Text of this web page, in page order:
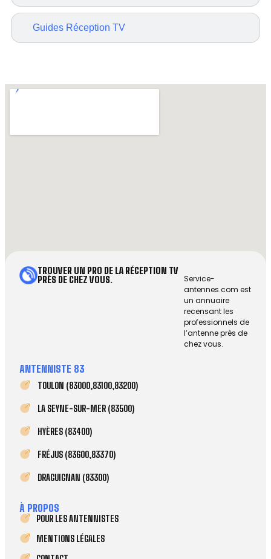
Guides Réception TV
TROUVER UN PRO DE LA RÉCEPTION TV
PRÈS DE CHEZ VOUS.
Service-
antennes.com est
un annuaire
recensant les
professionnels de
l’antenne près de
chez vous.
ANTENNISTE 83
TOULON (83000,83100,83200)
LA SEYNE-SUR-MER (83500)
HYÈRES (83400)
FRÉJUS (83600,83370)
DRAGUIGNAN (83300)
À PROPOS
POUR LES ANTENNISTES
MENTIONS LÉGALES